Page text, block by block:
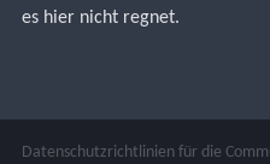
es hier nicht regnet.
Datenschutzrichtlinien für die